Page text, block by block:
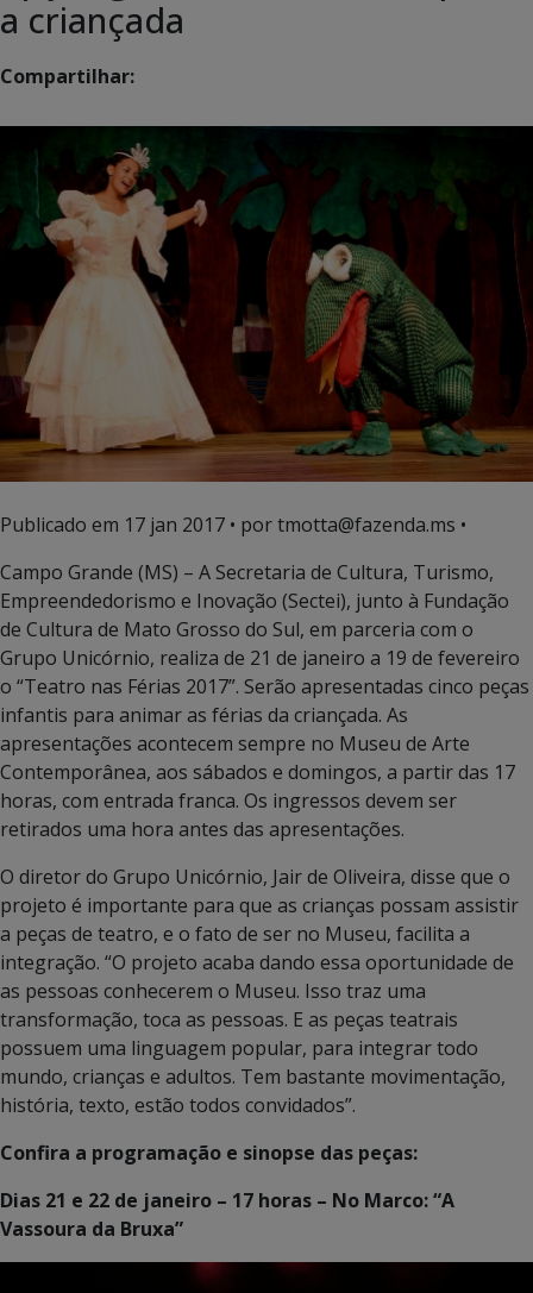
a criançada
Compartilhar:
Publicado em 17 jan 2017 • por tmotta@fazenda.ms •
Campo Grande (MS) – A Secretaria de Cultura, Turismo,
Empreendedorismo e Inovação (Sectei), junto à Fundação
de Cultura de Mato Grosso do Sul, em parceria com o
Grupo Unicórnio, realiza de 21 de janeiro a 19 de fevereiro
o “Teatro nas Férias 2017”. Serão apresentadas cinco peças
infantis para animar as férias da criançada. As
apresentações acontecem sempre no Museu de Arte
Contemporânea, aos sábados e domingos, a partir das 17
horas, com entrada franca. Os ingressos devem ser
retirados uma hora antes das apresentações.
O diretor do Grupo Unicórnio, Jair de Oliveira, disse que o
projeto é importante para que as crianças possam assistir
a peças de teatro, e o fato de ser no Museu, facilita a
integração. “O projeto acaba dando essa oportunidade de
as pessoas conhecerem o Museu. Isso traz uma
transformação, toca as pessoas. E as peças teatrais
possuem uma linguagem popular, para integrar todo
mundo, crianças e adultos. Tem bastante movimentação,
história, texto, estão todos convidados”.
Confira a programação e sinopse das peças:
Dias 21 e 22 de janeiro – 17 horas – No Marco: “A
Vassoura da Bruxa”